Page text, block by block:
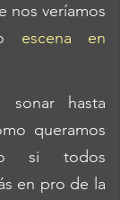
nos veríamos
escena en
queramos
si todos
en pro de la